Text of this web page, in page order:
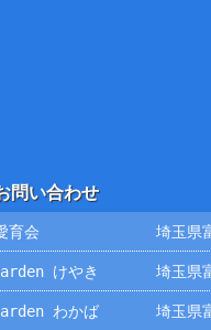
問い合わせ
育会 埼玉県
けやき 埼玉県
わかば 埼玉県